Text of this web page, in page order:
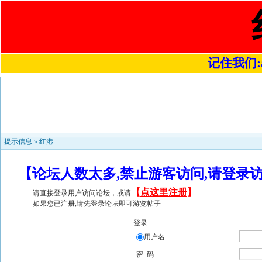
记住我们
提示信息 » 红港
【论坛人数太多,禁止游客访问,请登
请直接登录用户访问论坛，或请 【 点这里注册】
如果您已注册,请先登录论坛即可游览帖子
登录
用户名
密 码